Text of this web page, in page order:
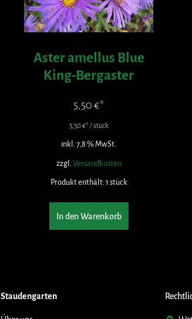
Aster amellus Blue
King-Bergaster
5,50 €
5,50€ /stück
inkl. 7,8 % MwSt.
zzgl. Versandkosten
Produkt enthält: 1 stück
In den Warenkorb
Staudengarten